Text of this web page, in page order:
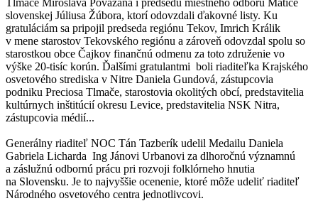
slovenskej Júliusa Žúbora, ktorí odovzdali ďakovné listy. Ku
gratuláciám sa pripojil predseda regiónu Tekov, Imrich Králik
v mene starostov Tekovského regiónu a zároveň odovzdal spolu so
starostkou obce Čajkov finančnú odmenu za toto združenie vo
výške 20-tisíc korún. Ďalšími gratulantmi boli riaditeľka Krajského
osvetového strediska v Nitre Daniela Gundová, zástupcovia
podniku Preciosa Tlmače, starostovia okolitých obcí, predstavitelia
kultúrnych inštitúcií okresu Levice, predstavitelia NSK Nitra,
zástupcovia médií...
Generálny riaditeľ NOC Tán Tazberík udelil Medailu Daniela
Gabriela Licharda Ing Jánovi Urbanovi za dlhoročnú významnú
a záslužnú odbornú prácu pri rozvoji folklórneho hnutia
na Slovensku. Je to najvyššie ocenenie, ktoré môže udeliť riaditeľ
Národného osvetového centra jednotlivcovi.